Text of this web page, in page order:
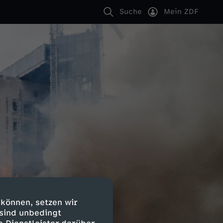
setzen wir
unbedingt
Suche Mein ZDF